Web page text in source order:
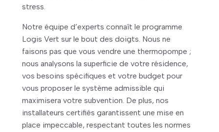
stress.
Notre équipe d’experts connaît le programme
Logis Vert sur le bout des doigts. Nous ne
faisons pas que vous vendre une thermopompe ;
nous analysons la superficie de votre résidence,
vos besoins spécifiques et votre budget pour
vous proposer le système admissible qui
maximisera votre subvention. De plus, nos
installateurs certifiés garantissent une mise en
place impeccable, respectant toutes les normes